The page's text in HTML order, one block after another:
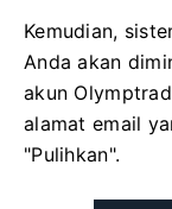
Kemudian,
Anda akan
akun
alamat email
"Pulihkan".